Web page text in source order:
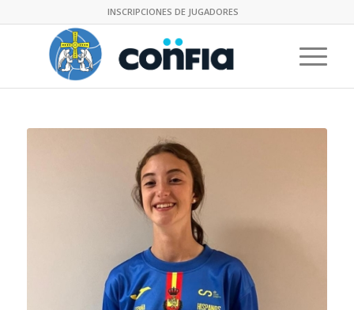
INSCRIPCIONES DE JUGADORES